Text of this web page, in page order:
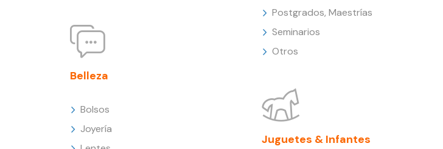
Belleza
Bolsos
Joyería
Postgrados, Maestrías
Seminarios
Otros
Juguetes & Infantes